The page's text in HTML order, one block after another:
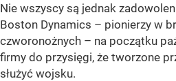
Nie wszyscy są jednak
Boston Dynamics – pionierzy w
czworonożnych – na początku
firmy do przysięgi, że tworzone
służyć wojsku.